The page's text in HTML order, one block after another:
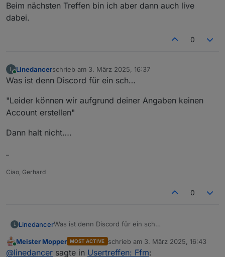
Beim nächsten Treffen bin ich aber dann auch live
dabei.
0
L
Online
Linedancerschrieb am 3. März 2025, 16:37
zuletzt editiert von
Was ist denn Discord für ein sch…
"Leider können wir aufgrund deiner Angaben keinen
Account erstellen"
Dann halt nicht….
–
Ciao, Gerhard
0
L LinedancerWas ist denn Discord für ein sch…
"Leider können wir aufgrund deiner Angaben
keinen Account erstellen"
Online
Meister Mopper MOST ACTIVE schrieb am 3. März 2025, 16:43
zuletzt editiert von
@linedancer sagte in Usertreffen: Ffm: